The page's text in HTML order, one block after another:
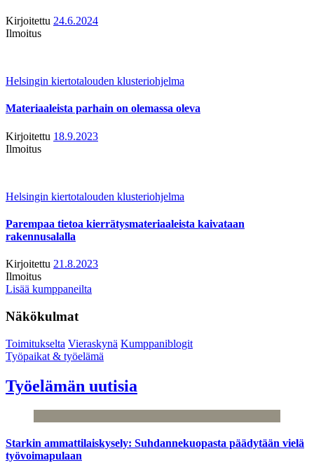
Kirjoitettu 24.6.2024
Ilmoitus
Helsingin kiertotalouden klusteriohjelma
Materiaaleista parhain on olemassa oleva
Kirjoitettu 18.9.2023
Ilmoitus
Helsingin kiertotalouden klusteriohjelma
Parempaa tietoa kierrätysmateriaaleista kaivataan
rakennusalalla
Kirjoitettu 21.8.2023
Ilmoitus
Lisää kumppaneilta
Näkökulmat
Toimitukselta Vieraskynä Kumppaniblogit
Työpaikat & työelämä
Työelämän uutisia
Starkin ammattilaiskysely: Suhdannekuopasta päädytään vielä
työvoimapulaan